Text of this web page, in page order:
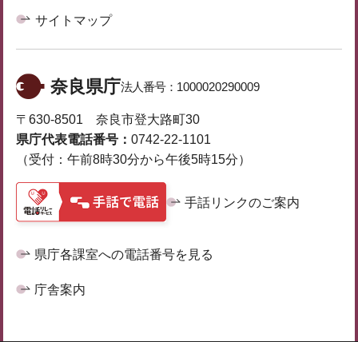
サイトマップ
奈良県庁法人番号： 1000020290009
〒630-8501 奈良市登大路町30
県庁代表電話番号： 0742-22-1101
（受付：午前8時30分から午後5時15分）
手話リンクのご案内
県庁各課室への電話番号を見る
庁舎案内